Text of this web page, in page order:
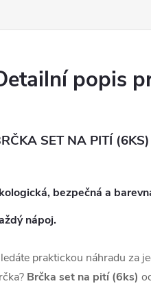
popis
SET NA PITÍ (6KS)
bezpečná a
nápoj.
praktickou náhradu za
Brčka set na pití (6ks)